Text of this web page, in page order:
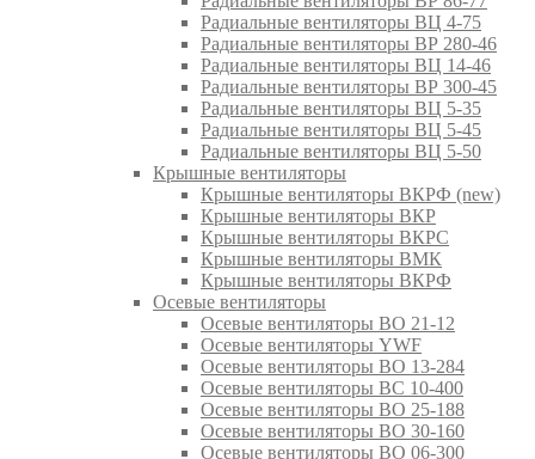
Радиальные вентиляторы ВЦ 4-75
Радиальные вентиляторы ВР 280-46
Радиальные вентиляторы ВЦ 14-46
Радиальные вентиляторы ВР 300-45
Радиальные вентиляторы ВЦ 5-35
Радиальные вентиляторы ВЦ 5-45
Радиальные вентиляторы ВЦ 5-50
Крышные вентиляторы
Крышные вентиляторы ВКРФ (new)
Крышные вентиляторы ВКР
Крышные вентиляторы ВКРС
Крышные вентиляторы ВМК
Крышные вентиляторы ВКРФ
Осевые вентиляторы
Осевые вентиляторы ВО 21-12
Осевые вентиляторы YWF
Осевые вентиляторы ВО 13-284
Осевые вентиляторы ВС 10-400
Осевые вентиляторы ВО 25-188
Осевые вентиляторы ВО 30-160
Осевые вентиляторы ВО 06-300